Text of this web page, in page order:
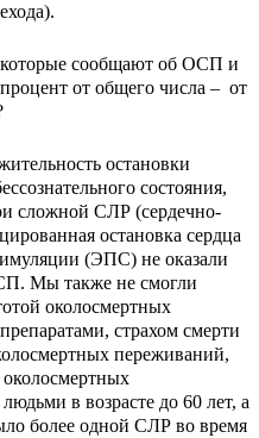
которые сообщают об ОСП и
от общего числа – от
остановки
состояния,
сложной СЛР (сердечно-
остановка сердца
(ЭПС) не оказали
Мы также не смогли
околосмертных
страхом смерти
переживаний,
в возрасте до 60 лет, а
более одной СЛР во время